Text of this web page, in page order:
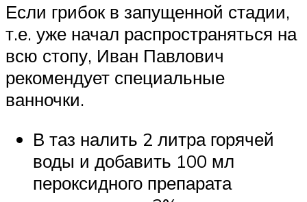
Если грибок в запущенной стадии,
т.е. уже начал распространяться на
всю стопу, Иван Павлович
рекомендует специальные
ванночки.
В таз налить 2 литра горячей
воды и добавить 100 мл
пероксидного препарата